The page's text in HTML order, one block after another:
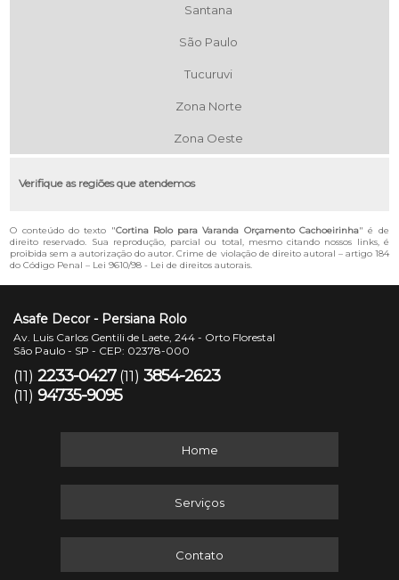
Santana
São Paulo
Tucuruvi
Zona Norte
Zona Oeste
Verifique as regiões que atendemos
O conteúdo do texto "Cortina Rolo para Varanda Orçamento Cachoeirinha" é de
direito reservado. Sua reprodução, parcial ou total, mesmo citando nossos links, é
proibida sem a autorização do autor. Crime de violação de direito autoral – artigo 184
do Código Penal – Lei 9610/98 - Lei de direitos autorais.
Asafe Decor - Persiana Rolo
Av. Luis Carlos Gentili de Laete, 244 - Orto Florestal
São Paulo - SP - CEP: 02378-000
(11) 2233-0427 (11) 3854-2623
(11) 94735-9095
Home
Serviços
Contato